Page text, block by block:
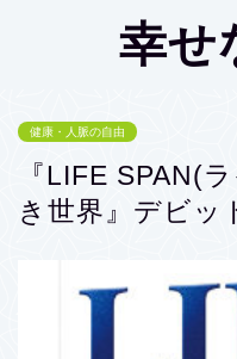
幸せ
健康・人脈の自由
『LIFE SPAN(
き世界』デビッ